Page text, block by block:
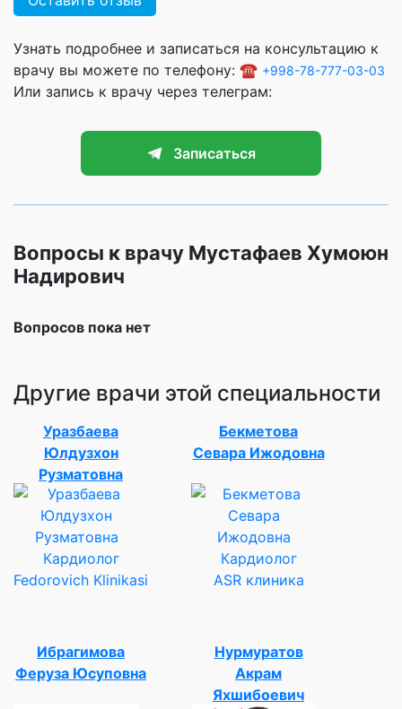
Узнать подробнее и записаться на консультацию к
врачу вы можете по телефону: ☎️ +998-78-777-03-03
Или запись к врачу через телеграм:
Записаться
Вопросы к врачу Мустафаев Хумоюн
Надирович
Вопросов пока нет
Другие врачи этой специальности
Уразбаева
Юлдузхон
Рузматовна
Кардиолог
Fedorovich Klinikasi
Бекметова
Севара Ижодовна
Кардиолог
ASR клиника
Ибрагимова
Феруза Юсуповна
Нурмуратов
Акрам
Яхшибоевич